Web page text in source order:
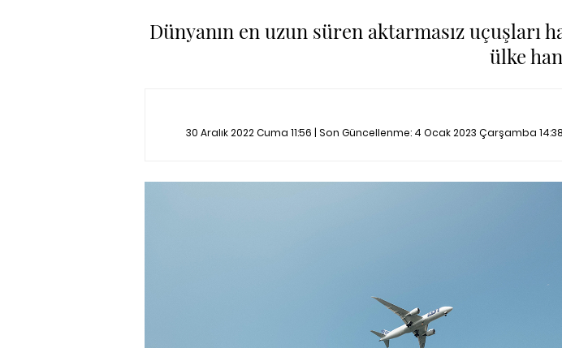
Dünyanın en uzun süren aktarmasız
ülke
30 Aralık 2022 Cuma 11:56 | Son Güncellenme: 4 Ocak 2023 Çarşamba 14:38